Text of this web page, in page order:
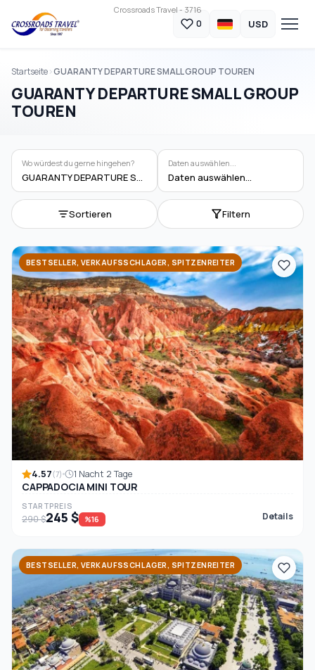
Crossroads Travel - 3716
0 USD
Startseite GUARANTY DEPARTURE SMALL GROUP TOUREN
GUARANTY DEPARTURE SMALL GROUP
TOUREN
Wo würdest du gerne hingehen?
GUARANTY DEPARTURE SMALL GROUP TOUREN
Daten auswählen...
Daten auswählen...
Sortieren Filtern
BESTSELLER, VERKAUFSSCHLAGER, SPITZENREITER
4.57(7) 1 Nacht 2 Tage
CAPPADOCIA MINI TOUR
STARTPREIS
290 $245 $ %16 Details
BESTSELLER, VERKAUFSSCHLAGER, SPITZENREITER